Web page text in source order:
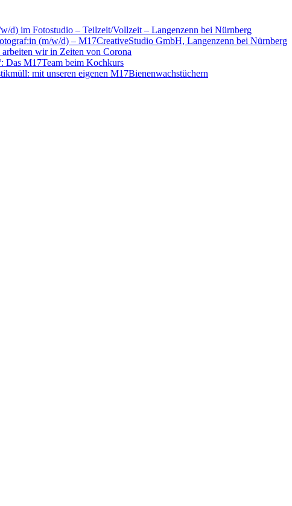
d) im Fotostudio – Teilzeit/Vollzeit – Langenzenn bei Nürnberg
(m/w/d) – M17CreativeStudio GmbH, Langenzenn bei Nürnberg
wir in Zeiten von Corona
Das M17Team beim Kochkurs
mit unseren eigenen M17Bienenwachstüchern